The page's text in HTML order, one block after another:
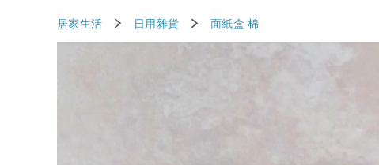
居家生活 日用雜貨 面紙盒 棉